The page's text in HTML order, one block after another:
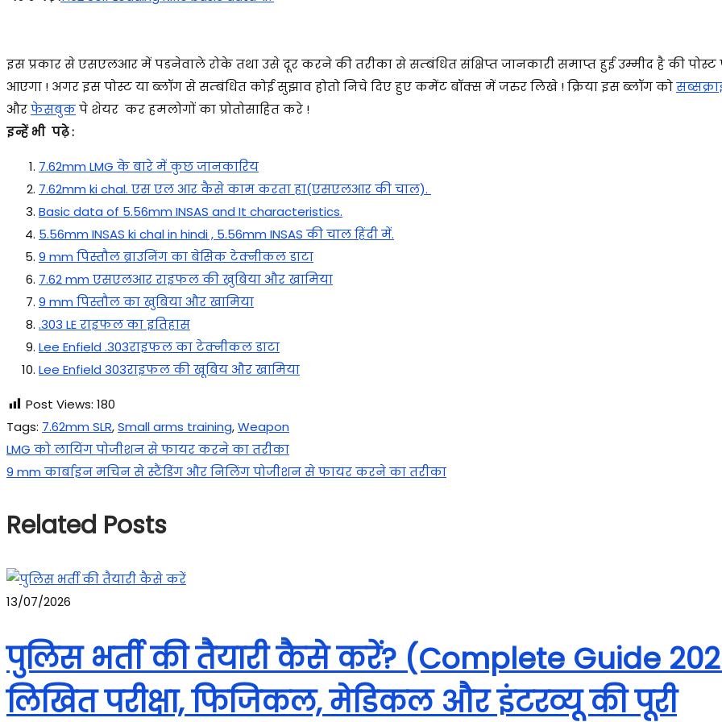
इस प्रकार से एसएलआर में पडनेवाले रोके तथा उसे दूर करने की तरीका से सम्बंधित संक्षिप्त जानकारी समाप्त हुई उम्मीद है की
आएगा ! अगर इस पोस्ट या ब्लॉग से सम्बंधित कोई सुझाव होतो निचे दिए हुए कमेंट बॉक्स में जरुर लिखे ! क्रिया इस ब्लॉग को
औरफेसबुकपे शेयर कर हमलोगों का प्रोतोसाहित करे !
इन्हें भी पढ़े :
7.62mm LMG के बारे में कुछ जानकारिय
7.62mm ki chal. एस एल आर कैसे काम करता हा(एसएलआर की चाल).
Basic data of 5.56mm INSAS and It characteristics.
5.56mm INSAS ki chal in hindi , 5.56mm INSAS की चाल हिंदी में.
9 mm पिस्तौल ब्राउनिंग का बेसिक टेक्नीकल डाटा
7.62 mm एसएलआर राइफल की खुबिया और खामिया
9 mm पिस्तौल का खुबिया और खामिया
.303 LE राइफल का इतिहास
Lee Enfield .303राइफल का टेक्नीकल डाटा
Lee Enfield 303राइफल की खूबिय और खामिया
Post Views: 180
Tags: 7.62mm SLR,Small arms training,Weapon
LMG को लायिंग पोजीशन से फायर करने का तरीका
9 mm कार्बाइन मचिन से स्टैंडिंग और निलिंग पोजीशन से फायर करने का तरीका
Related Posts
13/07/2026
पुलिस भर्ती की तैयारी कैसे करें? (Complete Guide
लिखित परीक्षा, फिजिकल, मेडिकल और इंटरव्यू की पूरी